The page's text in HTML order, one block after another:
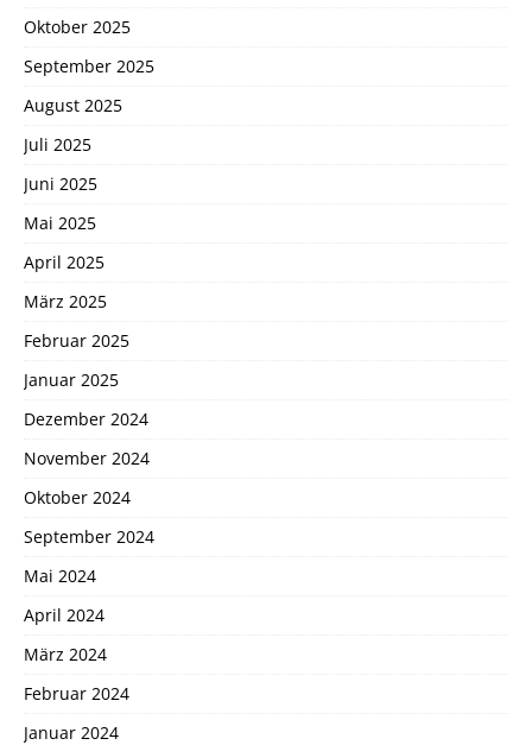
Oktober 2025
September 2025
August 2025
Juli 2025
Juni 2025
Mai 2025
April 2025
März 2025
Februar 2025
Januar 2025
Dezember 2024
November 2024
Oktober 2024
September 2024
Mai 2024
April 2024
März 2024
Februar 2024
Januar 2024